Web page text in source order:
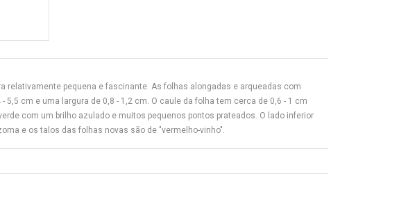
relativamente pequena e fascinante. As folhas alongadas e arqueadas com
cm e uma largura de 0,8 - 1,2 cm. O caule da folha tem cerca de 0,6 - 1 cm
com um brilho azulado e muitos pequenos pontos prateados. O lado inferior
e os talos das folhas novas são de "vermelho-vinho".